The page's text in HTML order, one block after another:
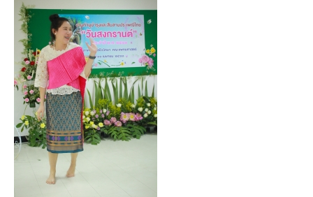
ประวัติภาควิชา
ความภาคภูมิใจ
ปรัชญา วิสัยทัศน์ พันธกิจ
โครงสร้างบริหารภาควิชา
คำสั่ง ระเบียบ ประกาศ
คณาจารย์
คณาจารย์อาวุโส
เจ้าหน้าที่ปฏิบัติการ
วิชาการ
การเรียน-การสอน
ตำรา หนังสือ
งานคุณภาพ
เอกสารคุณภาพ
งานบริการทางห้องปฏิบัติการ